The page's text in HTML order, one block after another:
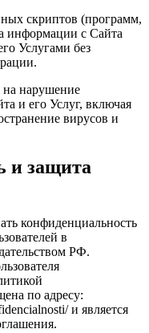
скриптов (программ,
информации с Сайта
Услугами без
нарушение
и его Услуг, включая
вирусов и
и защита
конфиденциальность
в
РФ.
по адресу:
и является